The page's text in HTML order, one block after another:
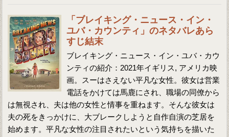
「ブレイキング・ニュース・イン・
ユバ・カウンティ」のネタバレあら
すじ結末
ブレイキング・ニュース・イン・ユバ・カウ
ンティの紹介：2021年イギリス, アメリカ映
画。スーはさえない平凡な女性。彼女は営業
電話をかけては馬鹿にされ、職場の同僚から
は無視され、夫は他の女性と情事を重ねます。そんな彼女は
夫の死をきっかけに、大ブレークしようと自作自演の芝居を
始めます。平凡な女性の注目されたいという気持ちを描いた